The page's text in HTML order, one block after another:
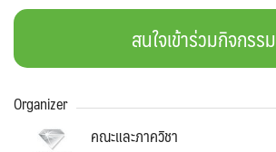
สนใจเข้าร่วมกิจกรรม
Organizer
คณะและภาควิชา